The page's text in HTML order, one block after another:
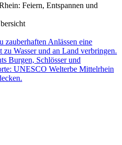
Feiern, Entspannen und
zauberhaften Anlässen eine
zu Wasser und an Land verbringen.
Burgen, Schlösser und
UNESCO Welterbe Mittelrhein